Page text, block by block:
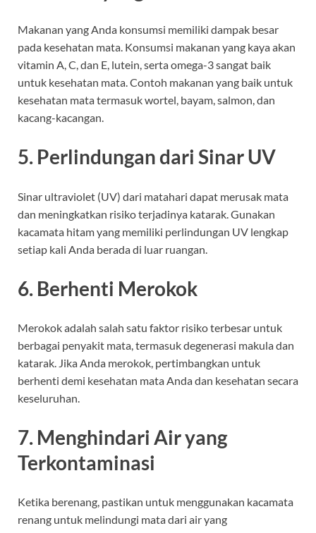
Makanan yang Anda konsumsi memiliki dampak besar
pada kesehatan mata. Konsumsi makanan yang kaya akan
vitamin A, C, dan E, lutein, serta omega-3 sangat baik
untuk kesehatan mata. Contoh makanan yang baik untuk
kesehatan mata termasuk wortel, bayam, salmon, dan
kacang-kacangan.
5. Perlindungan dari Sinar UV
Sinar ultraviolet (UV) dari matahari dapat merusak mata
dan meningkatkan risiko terjadinya katarak. Gunakan
kacamata hitam yang memiliki perlindungan UV lengkap
setiap kali Anda berada di luar ruangan.
6. Berhenti Merokok
Merokok adalah salah satu faktor risiko terbesar untuk
berbagai penyakit mata, termasuk degenerasi makula dan
katarak. Jika Anda merokok, pertimbangkan untuk
berhenti demi kesehatan mata Anda dan kesehatan secara
keseluruhan.
7. Menghindari Air yang
Terkontaminasi
Ketika berenang, pastikan untuk menggunakan kacamata
renang untuk melindungi mata dari air yang